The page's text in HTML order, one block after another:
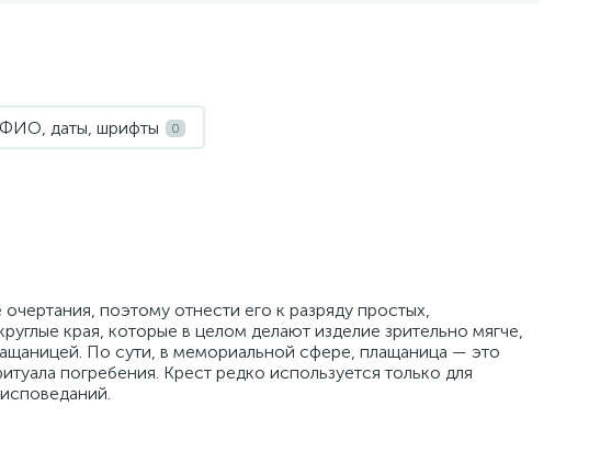
ФИО, даты, шрифты 0
поэтому отнести его к разряду простых,
края, которые в целом делают изделие зрительно мягче,
По сути, в мемориальной сфере, плащаница — это
погребения. Крест редко используется только для